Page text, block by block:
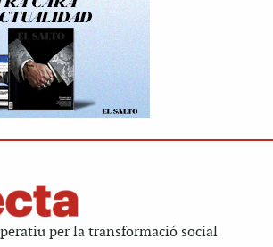
per la transformació social